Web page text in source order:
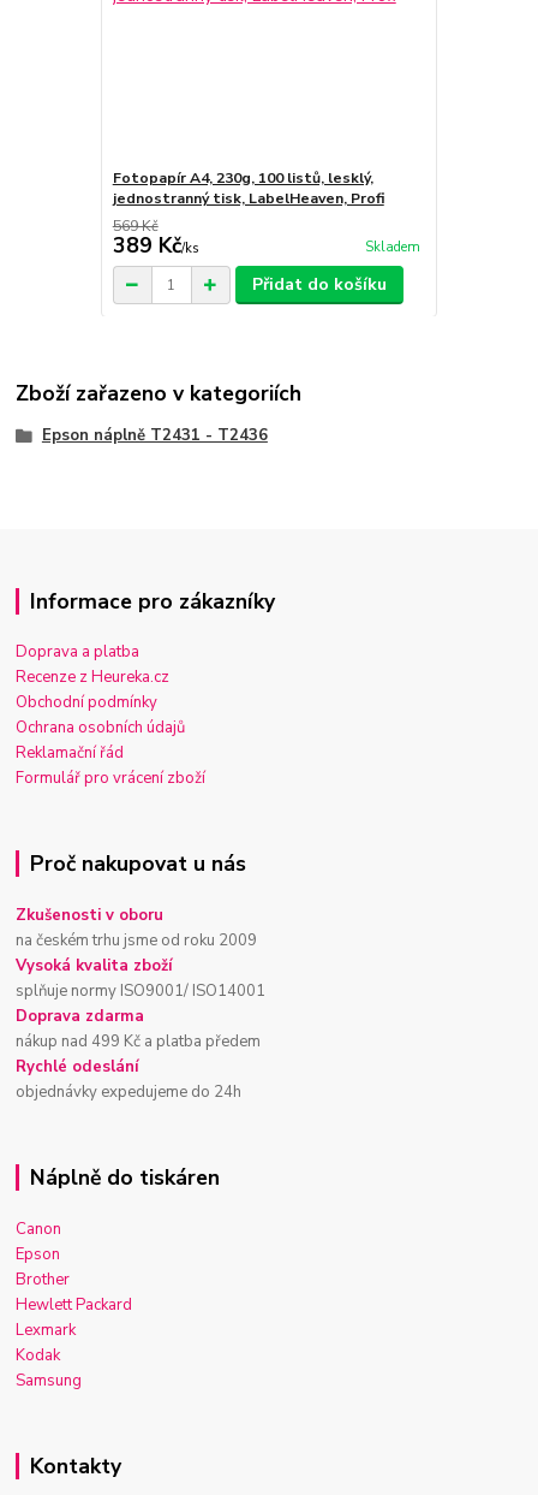
Fotopapír A4, 230g, 100 listů, lesklý,
jednostranný tisk, LabelHeaven, Profi
569 Kč
389 Kč/ks Skladem
Přidat do košíku
Zboží zařazeno v kategoriích
Epson náplně T2431 - T2436
Informace pro zákazníky
Doprava a platba
Recenze z Heureka.cz
Obchodní podmínky
Ochrana osobních údajů
Reklamační řád
Formulář pro vrácení zboží
Proč nakupovat u nás
Zkušenosti v oboru
na českém trhu jsme od roku 2009
Vysoká kvalita zboží
splňuje normy ISO9001/ ISO14001
Doprava zdarma
nákup nad 499 Kč a platba předem
Rychlé odeslání
objednávky expedujeme do 24h
Náplně do tiskáren
Canon
Epson
Brother
Hewlett Packard
Lexmark
Kodak
Samsung
Kontakty